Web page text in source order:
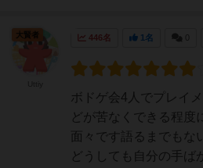
446名 1名
ボドゲ会4人でプレイ
どが苦なくできる程度
面々です語るまでもな
どうしても自分の手ば
大賢者